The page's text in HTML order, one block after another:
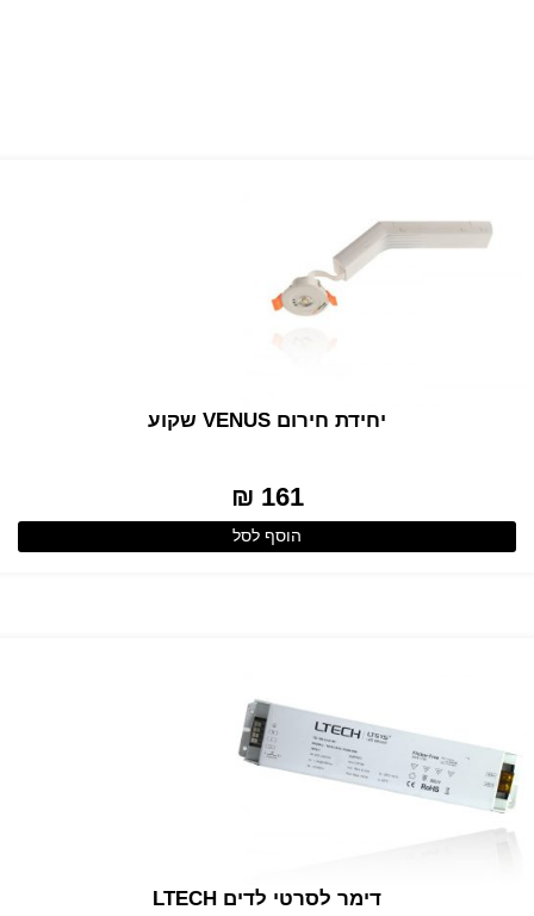
יחידת חירום VENUS שקוע
161 ₪
הוסף לסל
דימר לסרטי לדים LTECH